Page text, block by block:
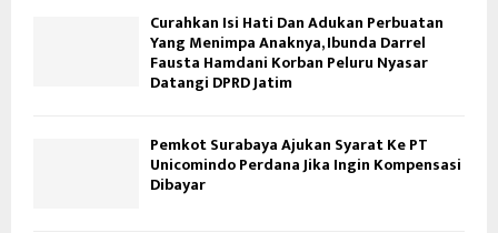
Curahkan Isi Hati Dan Adukan Perbuatan
Yang Menimpa Anaknya, Ibunda Darrel
Fausta Hamdani Korban Peluru Nyasar
Datangi DPRD Jatim
Pemkot Surabaya Ajukan Syarat Ke PT
Unicomindo Perdana Jika Ingin Kompensasi
Dibayar